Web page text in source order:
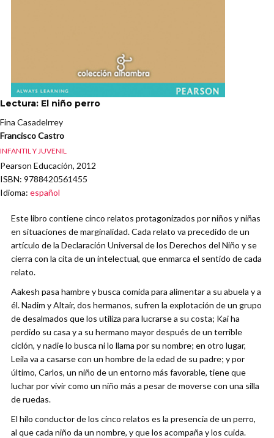
Lectura: El niño perro
Fina Casadelrrey
Francisco Castro
INFANTIL Y JUVENIL
Pearson Educación, 2012
ISBN: 9788420561455
Idioma: español
Este libro contiene cinco relatos protagonizados por niños y niñas
en situaciones de marginalidad. Cada relato va precedido de un
artículo de la Declaración Universal de los Derechos del Niño y se
cierra con la cita de un intelectual, que enmarca el sentido de cada
relato.
Aakesh pasa hambre y busca comida para alimentar a su abuela y a
él. Nadim y Altair, dos hermanos, sufren la explotación de un grupo
de desalmados que los utiliza para lucrarse a su costa; Kai ha
perdido su casa y a su hermano mayor después de un terrible
ciclón, y nadie lo busca ni lo llama por su nombre; en otro lugar,
Leila va a casarse con un hombre de la edad de su padre; y por
último, Carlos, un niño de un entorno más favorable, tiene que
luchar por vivir como un niño más a pesar de moverse con una silla
de ruedas.
El hilo conductor de los cinco relatos es la presencia de un perro,
al que cada niño da un nombre, y que los acompaña y los cuida.